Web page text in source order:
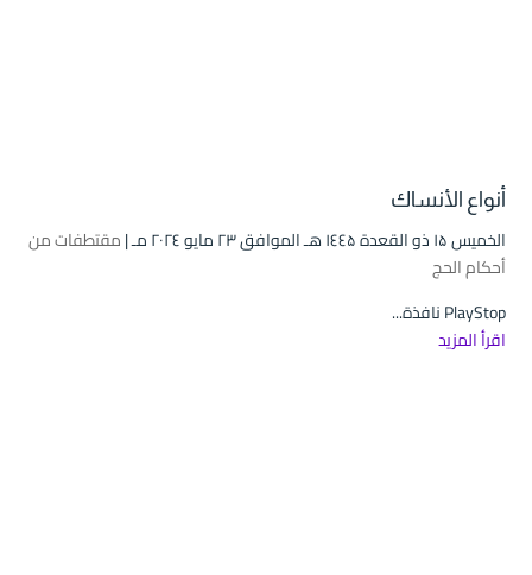
أنواع الأنساك
الخميس ۱۵ ذو القعدة ۱٤٤۵ هـ الموافق ۲۳ مايو ۲۰۲٤ مـ |
مقتطفات من
أحكام الحج
PlayStop نافذة...
اقرأ المزيد